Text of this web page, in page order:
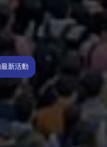
新活動